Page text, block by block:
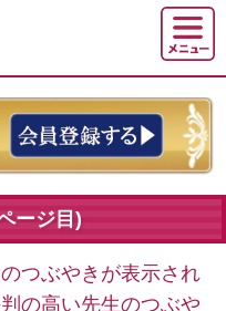
ージ目)
つぶやきが表示され
の高い先生のつぶや